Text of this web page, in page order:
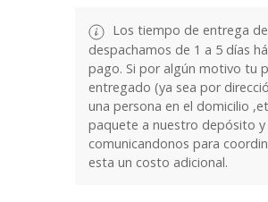
Los tiempo de entrega
despachamos de 1 a 5 días
pago. Si por algún motivo tu
entregado (ya sea por
una persona en el domicilio
paquete a nuestro depósito
comunicandonos para
esta un costo adicional.